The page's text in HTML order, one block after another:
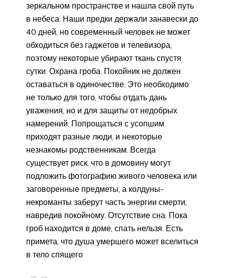
зеркальном пространстве и нашла свой путь
в небеса. Наши предки держали занавески до
40 дней, но современный человек не может
обходиться без гаджетов и телевизора,
поэтому некоторые убирают ткань спустя
сутки. Охрана гроба. Покойник не должен
оставаться в одиночестве. Это необходимо
не только для того, чтобы отдать дань
уважения, но и для защиты от недобрых
намерений. Попрощаться с усопшим
приходят разные люди, и некоторые
незнакомы родственникам. Всегда
существует риск, что в домовину могут
подложить фотографию живого человека или
заговоренные предметы, а колдуны-
некроманты заберут часть энергии смерти,
навредив покойному. Отсутствие сна. Пока
гроб находится в доме, спать нельзя. Есть
примета, что душа умершего может вселиться
в тело спящего